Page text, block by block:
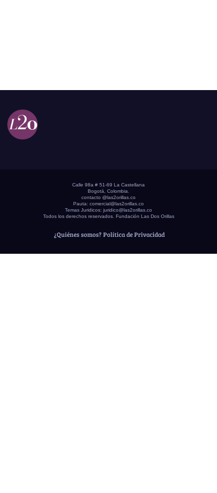
Calle 98a # 51-69 La Castellana
Bogotá, Colombia.
contacto @las2orillas.co
Pauta: comercial@las2orillas.co
Temas Juridicos: juridico@las2orillas.co
Todos los derechos reservados. Fundación Las Dos Orillas
¿Quiénes somos? Política de Privacidad